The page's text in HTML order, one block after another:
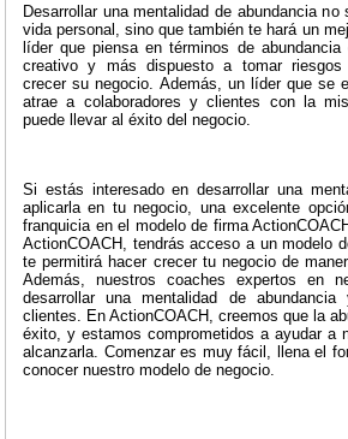
Desarrollar una mentalidad de abundancia
vida personal, sino que también te hará un
líder que piensa en términos de
creativo y más dispuesto a tomar riesgos
crecer su negocio. Además, un líder que se
atrae a colaboradores y clientes con la
puede llevar al éxito del negocio.
Si estás interesado en desarrollar una
aplicarla en tu negocio, una excelente
franquicia en el modelo de firma
ActionCOACH, tendrás acceso a un modelo
te permitirá hacer crecer tu negocio de
Además, nuestros coaches expertos en
desarrollar una mentalidad de
clientes. En ActionCOACH, creemos que la
éxito, y estamos comprometidos a ayudar a
alcanzarla. Comenzar es muy fácil, llena el
conocer nuestro modelo de negocio.